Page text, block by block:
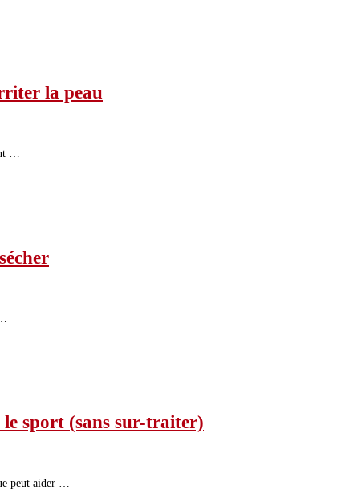
la peau
…
le sport (sans sur-traiter)
peut aider …